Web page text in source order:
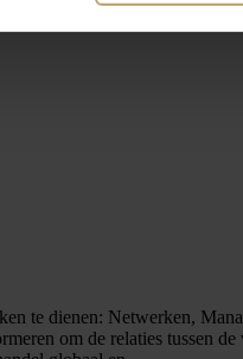
te dienen: Netwerken,
om de relaties tussen